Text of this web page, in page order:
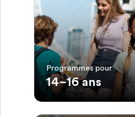
Programmes pour
14–16 ans